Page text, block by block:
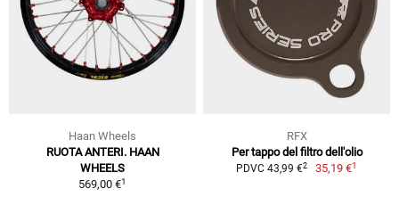
Haan Wheels
RUOTA ANTERI. HAAN
WHEELS
569,00 €1
RFX
Per tappo del filtro dell'olio
PDVC 43,99 €2 35,19 €1